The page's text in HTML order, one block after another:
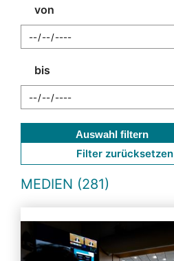
von
bis
Auswahl filtern
Filter zurücksetzen
MEDIEN (281)